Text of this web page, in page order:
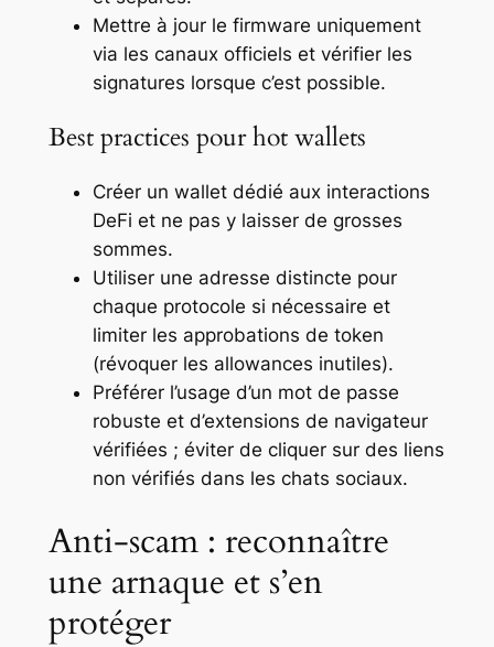
Mettre à jour le firmware uniquement
via les canaux officiels et vérifier les
signatures lorsque c’est possible.
Best practices pour hot wallets
Créer un wallet dédié aux interactions
DeFi et ne pas y laisser de grosses
sommes.
Utiliser une adresse distincte pour
chaque protocole si nécessaire et
limiter les approbations de token
(révoquer les allowances inutiles).
Préférer l’usage d’un mot de passe
robuste et d’extensions de navigateur
vérifiées ; éviter de cliquer sur des liens
non vérifiés dans les chats sociaux.
Anti-scam : reconnaître
une arnaque et s’en
protéger